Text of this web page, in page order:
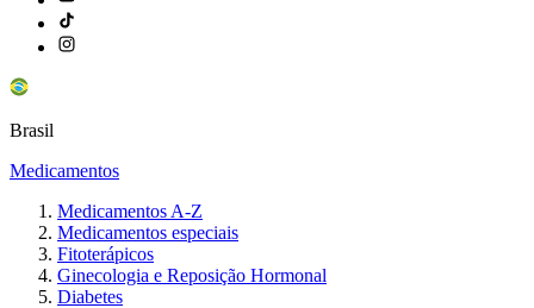
Brasil
Medicamentos
Medicamentos A-Z
Medicamentos especiais
Fitoterápicos
Ginecologia e Reposição Hormonal
Diabetes